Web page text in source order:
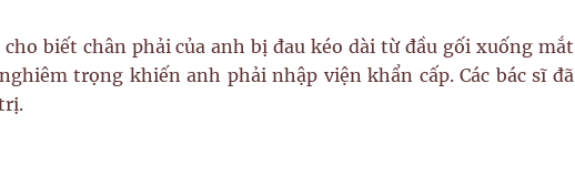
biết chân phải của anh bị đau kéo dài từ đầu gối xuống mắt
trọng khiến anh phải nhập viện khẩn cấp. Các bác sĩ đã